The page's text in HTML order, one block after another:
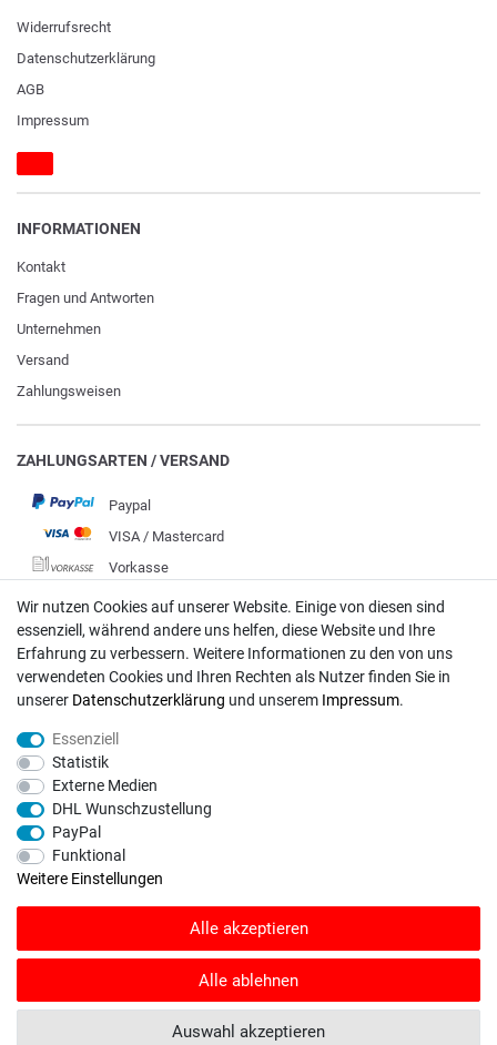
Widerrufs­recht
Daten­schutz­erklärung
AGB
Impressum
INFORMATIONEN
Kontakt
Fragen und Antworten
Unternehmen
Versand
Zahlungsweisen
ZAHLUNGSARTEN / VERSAND
Paypal
VISA / Mastercard
Vorkasse
DHL
Deutsche Post
Bei Fragen wenden Sie sich direkt an unser Service-Team.
info@rasentraktoren-motoren.de
MA-Versand GmbH, 53925 Kall, In der Laach 1-3
SHOPVOTE Bewertungen. SHOPVOTE setzt automatische und manuelle
© Copyright 2026 | Alle Rechte vorbehalten. - Rasentraktoren-Motoren | Realisation
Wir nutzen Cookies auf unserer Website. Einige von diesen sind
essenziell, während andere uns helfen, diese Website und Ihre
Erfahrung zu verbessern. Weitere Informationen zu den von uns
verwendeten Cookies und Ihren Rechten als Nutzer finden Sie in
unserer Daten­schutz­erklärung und unserem Impressum.
Essenziell
Statistik
Externe Medien
DHL Wunschzustellung
PayPal
Funktional
Weitere Einstellungen
Alle akzeptieren
Alle ablehnen
Auswahl akzeptieren